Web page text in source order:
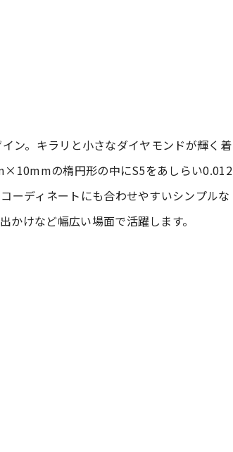
ン。キラリと小さなダイヤモンドが輝く着
の楕円形の中にS5をあしらい0.012
ーディネートにも合わせやすいシンプルな
けなど幅広い場面で活躍します。